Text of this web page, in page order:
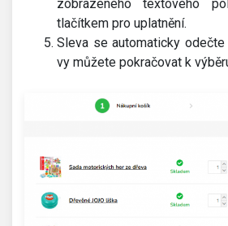
zobrazeného textového
tlačítkem pro uplatnění.
Sleva se automaticky
vy můžete pokračovat k